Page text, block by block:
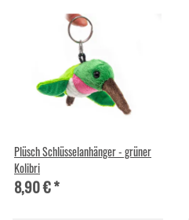
Plüsch Schlüsselanhänger - grüner
Kolibri
8,90 €*